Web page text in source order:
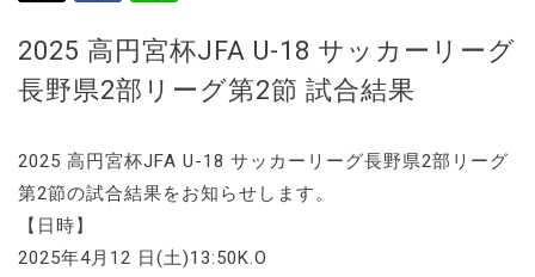
2025 高円宮杯JFA U-18 サッカーリーグ
長野県2部リーグ第2節 試合結果
2025 高円宮杯JFA U-18 サッカーリーグ長野県2部リーグ
第2節の試合結果をお知らせします。
【日時】
2025年4月12 日(土)13:50K.O